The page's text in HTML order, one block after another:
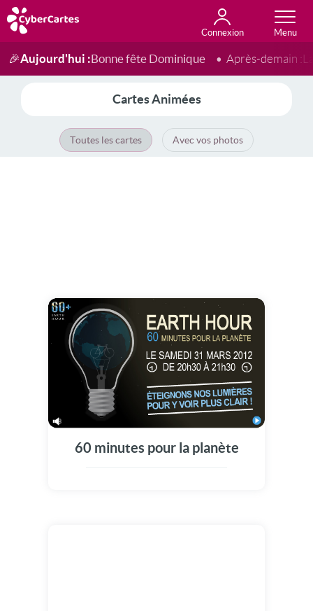
Connexion
Anniversaire
Fête du jour
Amour
Amitié
Merci
Toutes les cartes
🎉Aujourd'hui :Bonne fête Dominique Après-demain :
Cartes Animées
Toutes les cartes Avec vos photos
60 minutes pour la planète